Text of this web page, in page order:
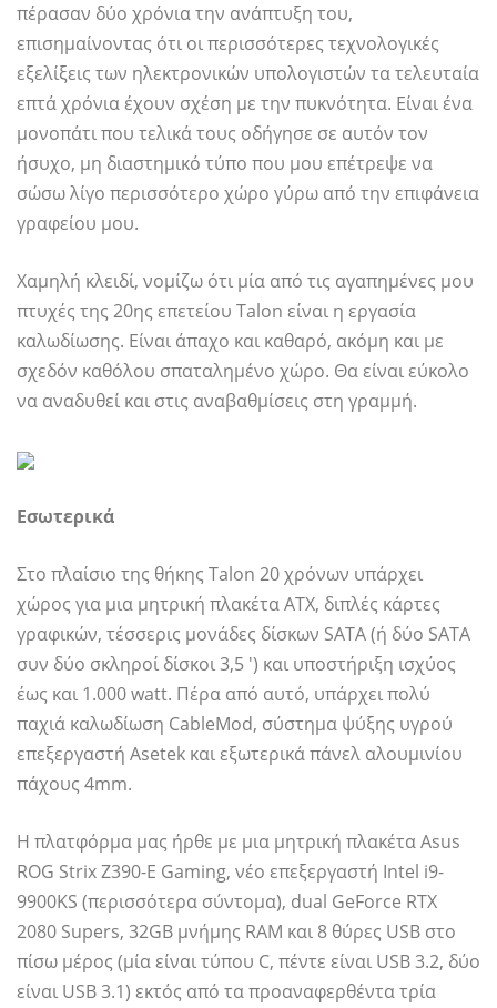
πέρασαν δύο χρόνια την ανάπτυξη του,
επισημαίνοντας ότι οι περισσότερες τεχνολογικές
εξελίξεις των ηλεκτρονικών υπολογιστών τα τελευταία
επτά χρόνια έχουν σχέση με την πυκνότητα. Είναι ένα
μονοπάτι που τελικά τους οδήγησε σε αυτόν τον
ήσυχο, μη διαστημικό τύπο που μου επέτρεψε να
σώσω λίγο περισσότερο χώρο γύρω από την επιφάνεια
γραφείου μου.
Χαμηλή κλειδί, νομίζω ότι μία από τις αγαπημένες μου
πτυχές της 20ης επετείου Talon είναι η εργασία
καλωδίωσης. Είναι άπαχο και καθαρό, ακόμη και με
σχεδόν καθόλου σπαταλημένο χώρο. Θα είναι εύκολο
να αναδυθεί και στις αναβαθμίσεις στη γραμμή.
Εσωτερικά
Στο πλαίσιο της θήκης Talon 20 χρόνων υπάρχει
χώρος για μια μητρική πλακέτα ATX, διπλές κάρτες
γραφικών, τέσσερις μονάδες δίσκων SATA (ή δύο SATA
συν δύο σκληροί δίσκοι 3,5 ') και υποστήριξη ισχύος
έως και 1.000 watt. Πέρα από αυτό, υπάρχει πολύ
παχιά καλωδίωση CableMod, σύστημα ψύξης υγρού
επεξεργαστή Asetek και εξωτερικά πάνελ αλουμινίου
πάχους 4mm.
Η πλατφόρμα μας ήρθε με μια μητρική πλακέτα Asus
ROG Strix Z390-E Gaming, νέο επεξεργαστή Intel i9-
9900KS (περισσότερα σύντομα), dual GeForce RTX
2080 Supers, 32GB μνήμης RAM και 8 θύρες USB στο
πίσω μέρος (μία είναι τύπου C, πέντε είναι USB 3.2, δύο
είναι USB 3.1) εκτός από τα προαναφερθέντα τρία